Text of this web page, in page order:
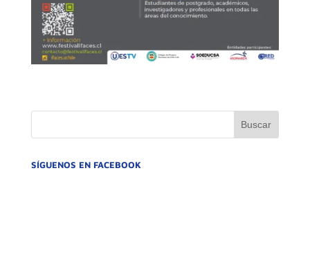
SÍGUENOS EN FACEBOOK